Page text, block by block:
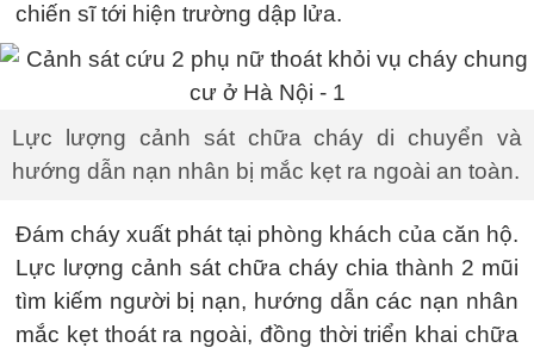
chiến sĩ tới hiện trường dập lửa.
Lực lượng cảnh sát chữa cháy di chuyển và
hướng dẫn nạn nhân bị mắc kẹt ra ngoài an toàn.
Đám cháy xuất phát tại phòng khách của căn hộ.
Lực lượng cảnh sát chữa cháy chia thành 2 mũi
tìm kiếm người bị nạn, hướng dẫn các nạn nhân
mắc kẹt thoát ra ngoài, đồng thời triển khai chữa